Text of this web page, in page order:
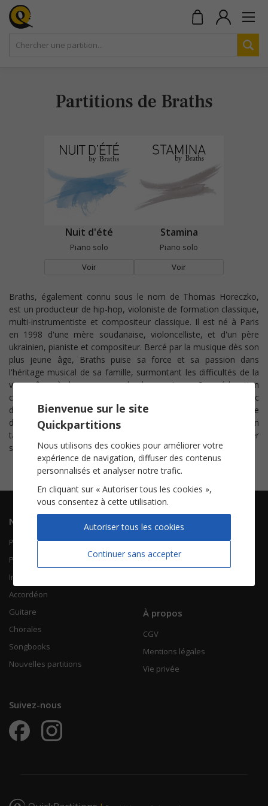
Partitions de Braths
Braths, également connu sous le nom de Thomas Horeczko,
est un producteur de hip-hop, violoniste de formation classique,
multi-instrumentiste et compositeur classique. Il est né à Paris
en 1998 d'une mère soudanaise, violoncelliste, et d'un père
ukrainien, pianiste et compositeur. Bercé par la musique dès son
plus jeune âge, Braths puise sa force et sa passion dans
l'héritage musical de sa famille, surmontant les difficultés de la
vie grâce à leur amour de la musique. Son éducation
cosmopolite, marquée par diverses influences culturelles, avec
des racines juives et musulmanes dans sa famille, se reflète
dans son identité multilingue de citoyen européen du monde. En
tant que musicien, il a embrassé son héritage mixte pour tracer
son propre chemin à travers divers espaces musicaux.
Nuit d'été
Piano solo
Voir
Stamina
Piano solo
Voir
Navigation
Piano Chant
Piano Solo
Instruments solistes
Accordéon
Guitare
Chorales
Songbooks
Nouvelles partitions
Informations
Contactez-nous
Qui sommes-nous
À propos
CGV
Mentions légales
Vie privée
Suivez-nous
Bienvenue sur le site
Quickpartitions
Nous utilisons des cookies pour améliorer votre
expérience de navigation, diffuser des contenus
personnalisés et analyser notre trafic.
En cliquant sur « Autoriser tous les cookies »,
vous consentez à cette utilisation.
Continuer sans accepter
Autoriser tous les cookies